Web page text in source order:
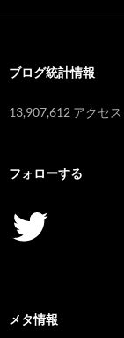
ブログ統計情報
13,907,612 アクセス
フォローする
Twitter
メタ情報